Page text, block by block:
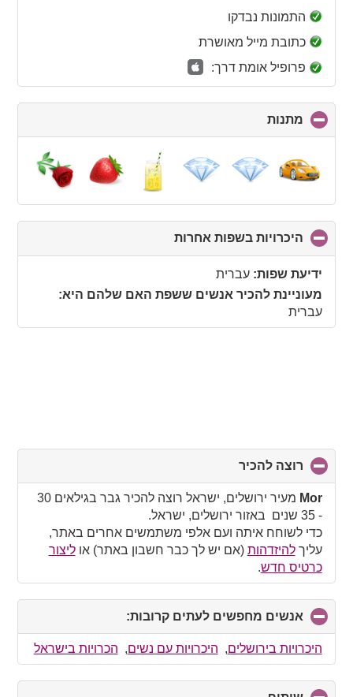
התמונות נבדקו
כתובת מייל מאושרת
פרופיל אומת דרך:
מתנות
to
contents
היכרויות בשפות אחרות
to
ידיעת שפות: עברית
מעוניינת להכיר אנשים ששפת האם שלהם היא:
עברית
רוצה להכיר
to
collapse
contents
Mor
מעיר ירושלים, ישראל רוצה להכיר גבר בגילאים 30
- 35 שנים באזור ירושלים, ישראל.
כדי לשוחח איתה ועם אלפי משתמשים אחרים באתר,
עליךלהיזדהות (אם יש לך כבר חשבון באתר) אוליצור
כרטיס חדש.
אנשים מחפשים לעתים קרובות:
to
collapse
contents
היכרויות בירושלים, היכרויות עם נשים, הכרויות בישראל